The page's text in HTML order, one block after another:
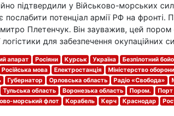
підтвердили у Військово-морських
потенціал армії РФ на фронті.
Плетенчук. Він зауважив, цей пором
логістики для забезпечення окупаційних
апарат Росіяни Курськ Україна Безпілотний
Російська мова Електростанція Міністерство
Губернатор Орловська область Радіо «Свобода»
Тульська область Воронезька область Пором. Порт
морський флот Корабель Керч Краснодар